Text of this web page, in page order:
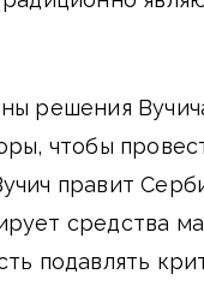
решения
чтобы
правит
средства
подавлять